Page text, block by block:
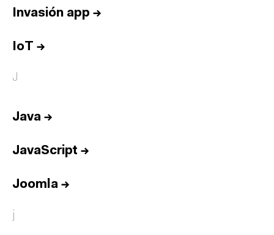
Invasión app →
IoT →
J
Java →
JavaScript →
Joomla →
j